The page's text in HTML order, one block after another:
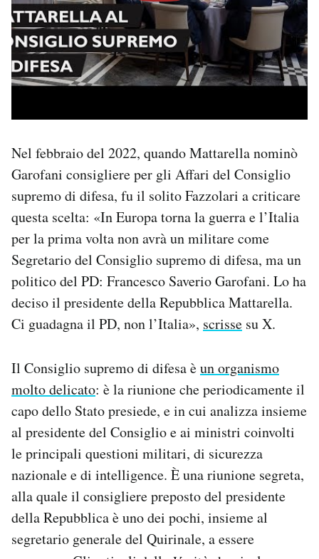
Nel febbraio del 2022, quando Mattarella nominò
Garofani consigliere per gli Affari del Consiglio
supremo di difesa, fu il solito Fazzolari a criticare
questa scelta: «In Europa torna la guerra e l’Italia
per la prima volta non avrà un militare come
Segretario del Consiglio supremo di difesa, ma un
politico del PD: Francesco Saverio Garofani. Lo ha
deciso il presidente della Repubblica Mattarella.
Ci guadagna il PD, non l’Italia», scrisse su X.
Il Consiglio supremo di difesa èun organismo
molto delicato: è la riunione che periodicamente il
capo dello Stato presiede, e in cui analizza insieme
al presidente del Consiglio e ai ministri coinvolti
le principali questioni militari, di sicurezza
nazionale e di intelligence. È una riunione segreta,
alla quale il consigliere preposto del presidente
della Repubblica è uno dei pochi, insieme al
segretario generale del Quirinale, a essere